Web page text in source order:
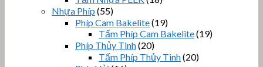
Nhựa Phíp (55)
Phíp Cam Bakelite(19)
Tấm Phíp Cam Bakelite(19)
Phíp Thủy Tinh(20)
Tấm Phíp Thủy Tinh(20)